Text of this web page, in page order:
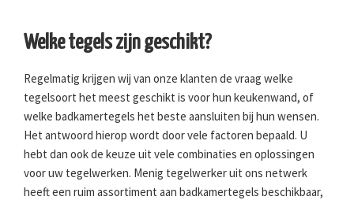
Welke tegels zijn geschikt?
Regelmatig krijgen wij van onze klanten de vraag welke
tegelsoort het meest geschikt is voor hun keukenwand, of
welke badkamertegels het beste aansluiten bij hun wensen.
Het antwoord hierop wordt door vele factoren bepaald. U
hebt dan ook de keuze uit vele combinaties en oplossingen
voor uw tegelwerken. Menig tegelwerker uit ons netwerk
heeft een ruim assortiment aan badkamertegels beschikbaar,